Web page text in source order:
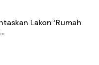
Lakon ‘Rumah